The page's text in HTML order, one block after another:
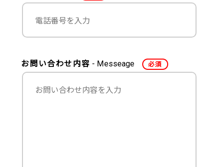
お問い合わせ内容 Messeage 必須